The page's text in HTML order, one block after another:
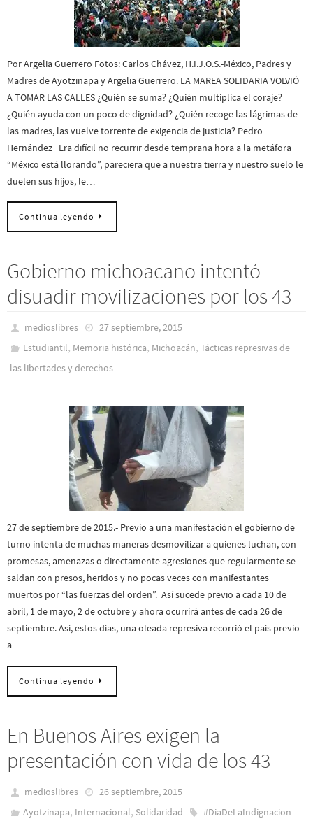
Por Argelia Guerrero Fotos: Carlos Chávez, H.I.J.O.S.-México, Padres y
Madres de Ayotzinapa y Argelia Guerrero. LA MAREA SOLIDARIA VOLVIÓ
A TOMAR LAS CALLES ¿Quién se suma? ¿Quién multiplica el coraje?
¿Quién ayuda con un poco de dignidad? ¿Quién recoge las lágrimas de
las madres, las vuelve torrente de exigencia de justicia? Pedro
Hernández Era difícil no recurrir desde temprana hora a la metáfora
“México está llorando”, pareciera que a nuestra tierra y nuestro suelo le
duelen sus hijos, le…
Continua leyendo
Gobierno michoacano intentó
disuadir movilizaciones por los 43
medioslibres
27 septiembre, 2015
Estudiantil, Memoria histórica, Michoacán,Tácticas represivas de
las libertades y derechos
27 de septiembre de 2015.- Previo a una manifestación el gobierno de
turno intenta de muchas maneras desmovilizar a quienes luchan, con
promesas, amenazas o directamente agresiones que regularmente se
saldan con presos, heridos y no pocas veces con manifestantes
muertos por “las fuerzas del orden”. Así sucede previo a cada 10 de
abril, 1 de mayo, 2 de octubre y ahora ocurrirá antes de cada 26 de
septiembre. Así, estos días, una oleada represiva recorrió el país previo
a…
Continua leyendo
En Buenos Aires exigen la
presentación con vida de los 43
medioslibres
26 septiembre, 2015
Ayotzinapa, Internacional, Solidaridad #DiaDeLaIndignacion